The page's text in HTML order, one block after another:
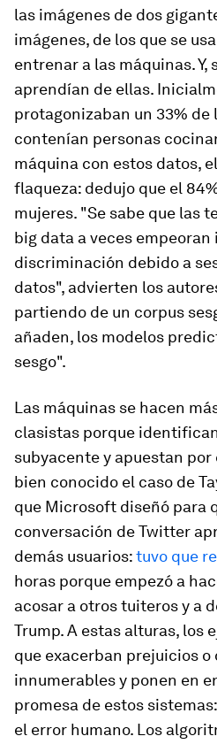
las imágenes de dos
imágenes, de los que se
entrenar a las máquinas. Y,
aprendían de ellas.
protagonizaban un 33% de
contenían personas
máquina con estos datos,
flaqueza: dedujo que el
mujeres. "Se sabe que las
big data a veces
discriminación debido a
datos", advierten los
partiendo de un corpus
añaden, los modelos
sesgo".
Las máquinas se hacen
clasistas porque
subyacente y apuestan por
bien conocido el caso de
que Microsoft diseñó para
conversación de Twitter
demás usuarios:tuvo que
horas porque empezó a
acosar a otros tuiteros y a
Trump. A estas alturas, los
que exacerban prejuicios
innumerables y ponen en
promesa de estos
el error humano. Los